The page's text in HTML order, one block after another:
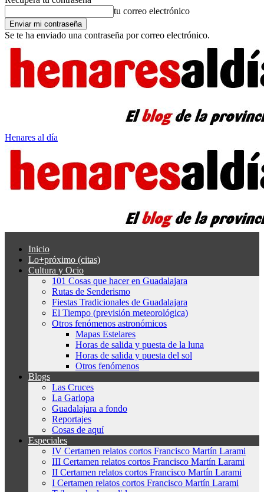
tu correo electrónico
Se te ha enviado una contraseña por correo electrónico.
Henares al día
Inicio
Lo+próximo (citas)
Cultura y Ocio
101 Cosas que hacer en Guadalajara
Rutas de Senderismo
Fiestas Tradicionales de Guadalajara
El Tiempo (previsión meteorológica)
Otros fenómenos astronómicos
Mapas Estelares
Horas de salida y puesta de la luna
Horas de salida y puesta del sol
Otros fenómenos
Blogs
Las Cruces
La Garlopa
Guadalajara a fondo
Reportajes
Cosas de aquí
Especiales
IV Certamen relatos cortos Francisco Martín Larami
III Certamen relatos cortos Francisco Martín Larami
II Certamen relatos cortos Francisco Martín Larami
I Certamen relatos cortos Francisco Martín Larami